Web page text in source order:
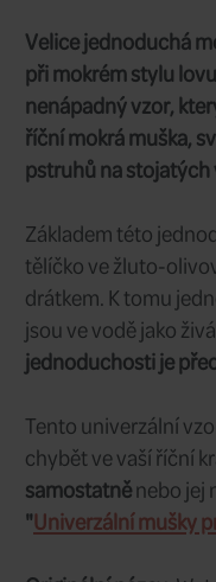
Kód:
Velikost:
Cena/ks:
Sklad:
Dodání:
Velice
při mokrém